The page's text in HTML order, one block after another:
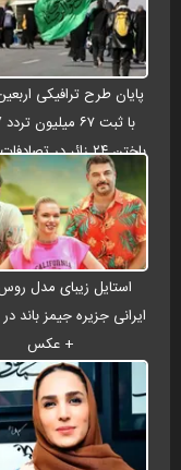
پایان طرح ترافیکی
با ثبت ۶۷ میلیون
باختن ۲۴ زائر در تصادفات اربعینی
استایل زیبای مدل
ایرانی جزیره جیمز باند
+ عکس